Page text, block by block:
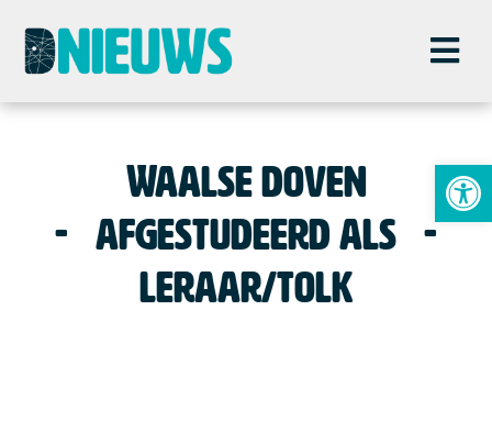
Waalse doven
afgestudeerd als
leraar/tolk